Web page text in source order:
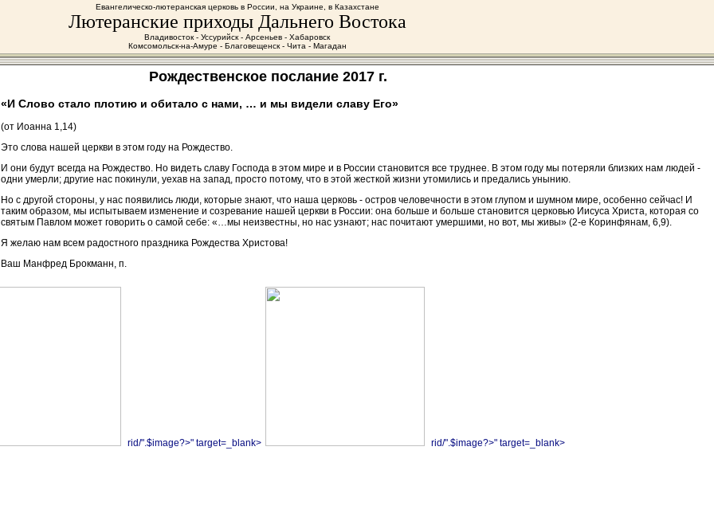
Евангелическо-лютеранская церковь в России, на Украине, в Казахстане
Лютеранские приходы Дальнего Востока
Владивосток - Уссурийск - Арсеньев - Хабаровск
Комсомольск-на-Амуре - Благовещенск - Чита - Магадан
Рождественское послание 2017 г.
«И Слово стало плотию и обитало с нами, … и мы видели славу Его»
(от Иоанна 1,14)
Это слова нашей церкви в этом году на Рождество.
И они будут всегда на Рождество. Но видеть славу Господа в этом мире и в России становится все труднее. В этом году мы потеряли близких нам людей -
одни умерли; другие нас покинули, уехав на запад, просто потому, что в этой жесткой жизни утомились и предались унынию.
Но с другой стороны, у нас появились люди, которые знают, что наша церковь - остров человечности в этом глупом и шумном мире, особенно сейчас! И
таким образом, мы испытываем изменение и созревание нашей церкви в России: она больше и больше становится церковью Иисуса Христа, которая со
святым Павлом может говорить о самой себе: «…мы неизвестны, но нас узнают; нас почитают умершими, но вот, мы живы» (2-е Коринфянам, 6,9).
Я желаю нам всем радостного праздника Рождества Христова!
Ваш Манфред Брокманн, п.
rid/".$image?>" target=_blank> rid/".$image?>" target=_blank>